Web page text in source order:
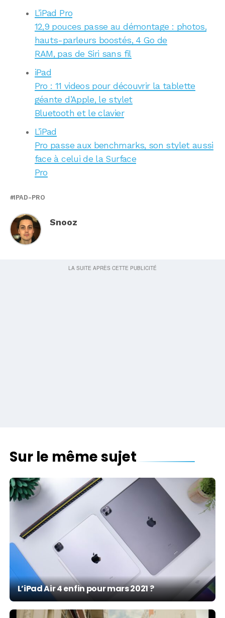
L’iPad Pro
12,9 pouces passe au démontage : photos,
hauts-parleurs boostés, 4 Go de
RAM, pas de Siri sans fil
iPad
Pro : 11 videos pour découvrir la tablette
géante d’Apple, le stylet
Bluetooth et le clavier
L’iPad
Pro passe aux benchmarks, son stylet aussi
face à celui de la Surface
Pro
IPAD-PRO
Snooz
Sur le même sujet
L’iPad Air 4 enfin pour mars 2021 ?